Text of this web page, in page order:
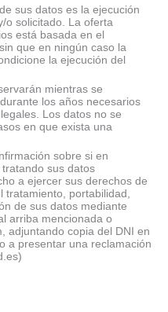
sus datos es la ejecución
o solicitado. La oferta
está basada en el
que en ningún caso la
la ejecución del
mientras se
los años necesarios
Los datos no se
en que exista una
sobre si en
tratando sus datos
a ejercer sus derechos de
tratamiento, portabilidad,
de sus datos mediante
arriba mencionada o
adjuntando copia del DNI en
a presentar una reclamación